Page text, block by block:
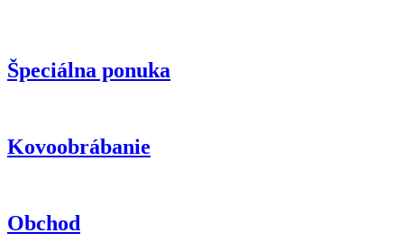
Špeciálna ponuka
Kovoobrábanie
Obchod